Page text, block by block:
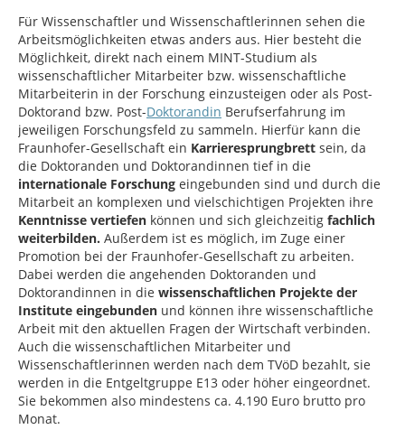
Für Wissenschaftler und Wissenschaftlerinnen sehen die
Arbeitsmöglichkeiten etwas anders aus. Hier besteht die
Möglichkeit, direkt nach einem MINT-Studium als
wissenschaftlicher Mitarbeiter bzw. wissenschaftliche
Mitarbeiterin in der Forschung einzusteigen oder als Post-
Doktorand bzw. Post-Doktorandin Berufserfahrung im
jeweiligen Forschungsfeld zu sammeln. Hierfür kann die
Fraunhofer-Gesellschaft ein Karrieresprungbrett sein, da
die Doktoranden und Doktorandinnen tief in die
internationale Forschung eingebunden sind und durch die
Mitarbeit an komplexen und vielschichtigen Projekten ihre
Kenntnisse vertiefen können und sich gleichzeitig fachlich
weiterbilden. Außerdem ist es möglich, im Zuge einer
Promotion bei der Fraunhofer-Gesellschaft zu arbeiten.
Dabei werden die angehenden Doktoranden und
Doktorandinnen in die wissenschaftlichen Projekte der
Institute eingebunden und können ihre wissenschaftliche
Arbeit mit den aktuellen Fragen der Wirtschaft verbinden.
Auch die wissenschaftlichen Mitarbeiter und
Wissenschaftlerinnen werden nach dem TVöD bezahlt, sie
werden in die Entgeltgruppe E13 oder höher eingeordnet.
Sie bekommen also mindestens ca. 4.190 Euro brutto pro
Monat.